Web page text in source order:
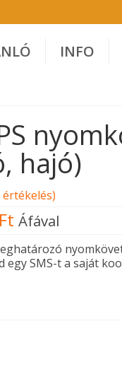
INFO
hajó)
FtCurrent
price
is:
22990 Ft.
Áfával
egy SMS-t a saját